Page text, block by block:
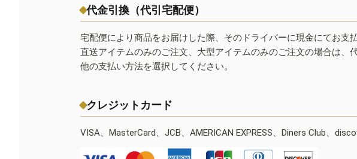
代金引換（代引宅配便）
宅配便により商品をお届けした際、そのドライバーに現金にてお支
直送アイテムのみのご注文、大型アイテムのみのご注文の場合は、
他の支払い方法を選択してください。
クレジットカード
VISA、MasterCard、JCB、AMERICAN EXPRESS、Diners Club、